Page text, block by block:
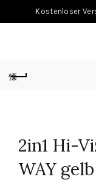
Kostenloser
2in1 Hi-
WAY gelb